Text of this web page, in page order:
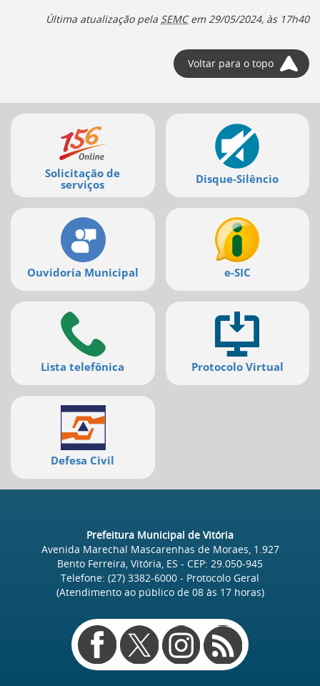
Última atualização pela SEMCem 29/05/2024, às 17h40
Voltar para o topo
Mais
serviços
Solicitação de
serviços
Disque-Silêncio
Ouvidoria Municipal e-SIC
Lista telefônica Protocolo Virtual
Defesa Civil
Prefeitura Municipal de Vitória
Avenida Marechal Mascarenhas de Moraes, 1.927
Bento Ferreira, Vitória, ES - CEP: 29.050-945
Telefone: (27) 3382-6000 - Protocolo Geral
(Atendimento ao público de 08às 17horas)